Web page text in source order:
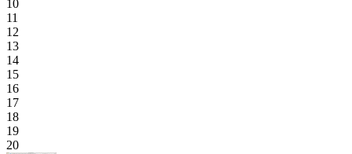
10
11
12
13
14
15
16
17
18
19
20